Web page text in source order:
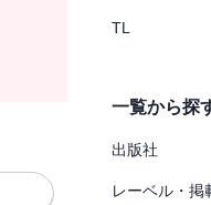
TL
一覧から探
出版社
レーベル・掲